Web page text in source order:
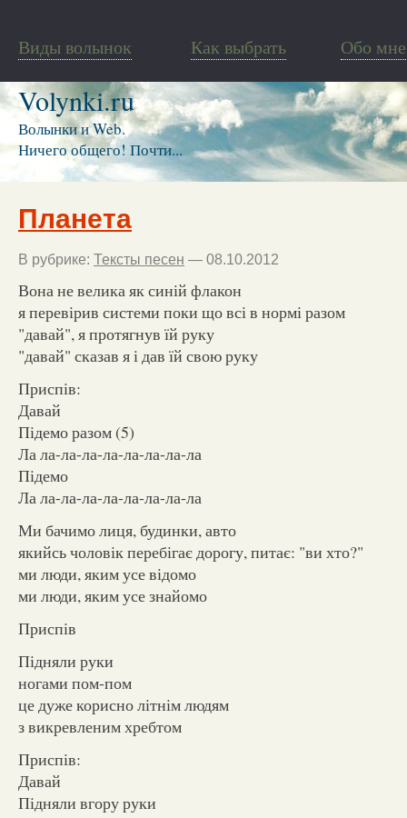
Виды волынок Как выбрать Обо мне
Volynki.ru
Волынки и Web.
Ничего общего! Почти...
Планета
В рубрике: Тексты песен — 08.10.2012
Вона не велика як синій флакон
я перевірив системи поки що всі в нормі разом
"давай", я протягнув їй руку
"давай" сказав я і дав їй свою руку
Приспів:
Давай
Підемо разом (5)
Ла ла-ла-ла-ла-ла-ла-ла-ла
Підемо
Ла ла-ла-ла-ла-ла-ла-ла-ла
Ми бачимо лиця, будинки, авто
якийсь чоловік перебігає дорогу, питає: "ви хто?"
ми люди, яким усе відомо
ми люди, яким усе знайомо
Приспів
Підняли руки
ногами пом-пом
це дуже корисно літнім людям
з викревленим хребтом
Приспів:
Давай
Підняли вгору руки